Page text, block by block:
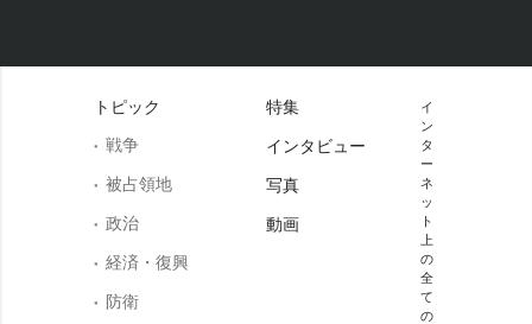
トピック
戦争
被占領地
政治
経済・復興
防衛
特集
インタビュー
写真
動画
イ
ン
タ
ー
ネ
ッ
ト
上
の
全
て
の